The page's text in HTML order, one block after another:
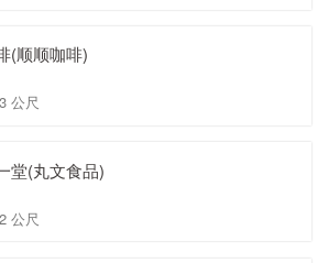
(顺顺咖啡)
公尺
堂(丸文食品)
公尺